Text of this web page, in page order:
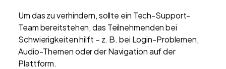
Um das zu verhindern, sollte ein Tech-Support-
Team bereitstehen, das Teilnehmenden bei
Schwierigkeiten hilft – z. B. bei Login-Problemen,
Audio-Themen oder der Navigation auf der
Plattform.